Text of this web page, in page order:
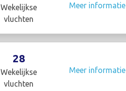
Wekelijkse
vluchten
Meer informatie
28
Wekelijkse
vluchten
Meer informatie